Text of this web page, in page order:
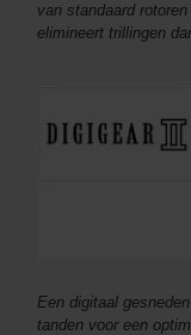
van standaard
elimineert trillingen
Een digitaal
tanden voor een